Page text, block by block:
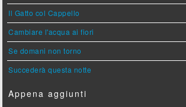
Il Gatto col Cappello
Cambiare l'acqua ai fiori
Se domani non torno
Succederà questa notte
Appena aggiunti